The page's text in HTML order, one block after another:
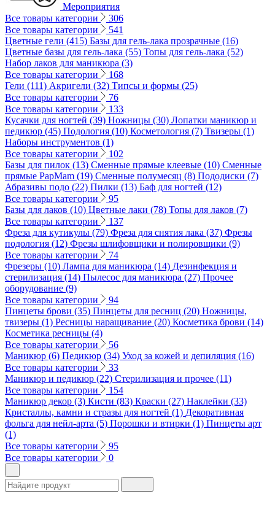
Мероприятия
Все товары категории
306
Все товары категории
541
Цветные гели (415) Базы для гель-лака прозрачные (16)
Цветные базы для гель-лака (55) Топы для гель-лака (52)
Набор лаков для маникюра (3)
Все товары категории
168
Гели (111) Акригели (32) Типсы и формы (25)
Все товары категории
76
Все товары категории
133
Кусачки для ногтей (39) Ножницы (30) Лопатки маникюр и
педикюр (45) Подология (10) Косметология (7) Твизеры (1)
Наборы инструментов (1)
Все товары категории
102
Базы для пилок (13) Сменные прямые клеевые (10) Сменные
прямые PapMam (19) Сменные полумесяц (8) Пододиски (7)
Абразивы подо (22) Пилки (13) Баф для ногтей (12)
Все товары категории
95
Базы для лаков (10) Цветные лаки (78) Топы для лаков (7)
Все товары категории
137
Фреза для кутикулы (79) Фреза для снятия лака (37) Фрезы
подология (12) Фрезы шлифовщики и полировщики (9)
Все товары категории
74
Фрезеры (10) Лампа для маникюра (14) Дезинфекция и
стерилизация (14) Пылесос для маникюра (27) Прочее
оборудование (9)
Все товары категории
94
Пинцеты брови (35) Пинцеты для ресниц (20) Ножницы,
твизеры (1) Ресницы наращивание (20) Косметика брови (14)
Косметика ресницы (4)
Все товары категории
56
Маникюр (6) Педикюр (34) Уход за кожей и депиляция (16)
Все товары категории
33
Маникюр и педикюр (22) Стерилизация и прочее (11)
Все товары категории
154
Маникюр декор (3) Кисти (83) Краски (27) Наклейки (33)
Кристаллы, камни и стразы для ногтей (1) Декоративная
фольга для нейл-арта (5) Порошки и втирки (1) Пинцеты арт
(1)
Все товары категории
95
Все товары категории
0